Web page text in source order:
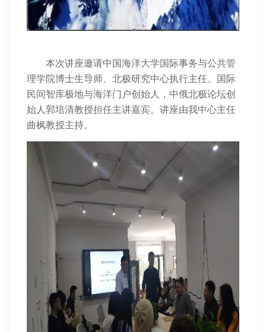
本次讲座邀请中国海洋大学国际事务与公共管
理学院博士生导师、北极研究中心执行主任、国际
民间智库极地与海洋门户创始人，中俄北极论坛创
始人郭培清教授担任主讲嘉宾。讲座由我中心主任
曲枫教授主持。